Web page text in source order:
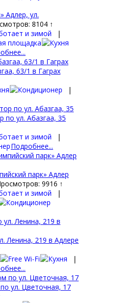
Адлер, ул.
8104 ↑
|
63/1 в Гаграх
|
по ул. Абазгаа, 35
|
Подробнее...
парк» Адлер
9916 ↑
|
Ленина, 219 в Адлере
|
ул. Цветочная, 17